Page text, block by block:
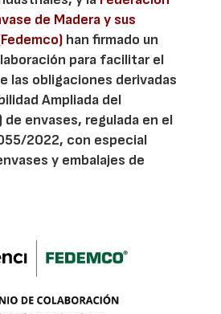
de Madera y sus
han firmado un
para facilitar el
las obligaciones derivadas
Ampliada del
de envases, regulada en el
2022, con especial
y embalajes de